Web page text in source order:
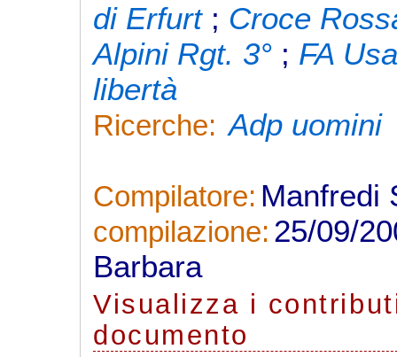
di Erfurt; Croce
Alpini Rgt. 3° ; FA
libertà
Ricerche: Adp uomini
Compilatore: Manfredi
compilazione: 25/09/
Barbara
Visualizza i
documento